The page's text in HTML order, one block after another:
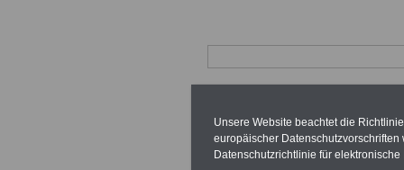
09.03.2026
öffentlichen
Unsere Website beachtet die
europäischer
Datenschutzrichtlinie für